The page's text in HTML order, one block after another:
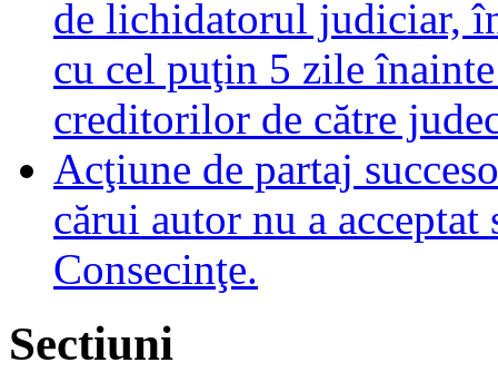
de lichidatorul judiciar,
cu cel puţin 5 zile
creditorilor de către
Acţiune de partaj
cărui autor nu a
Consecinţe.
Sectiuni